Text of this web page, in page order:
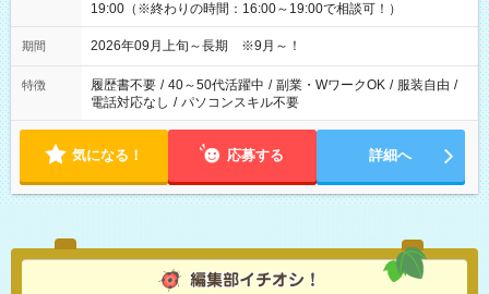
19:00（※終わりの時間：16:00～19:00で相談可！）
期間 2026年09月上旬～長期 ※9月～！
特徴 履歴書不要 / 40～50代活躍中 / 副業・WワークOK / 服装自由 /
電話対応なし / パソコンスキル不要
気になる！ 応募する 詳細へ